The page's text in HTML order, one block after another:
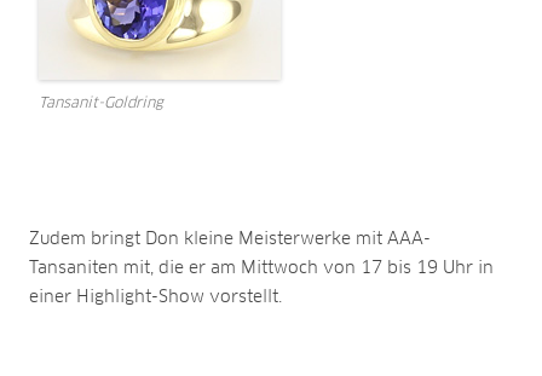
Tansanit-Goldring
Zudem bringt Don kleine Meisterwerke mit AAA-
Tansaniten mit, die er am Mittwoch von 17 bis 19 Uhr in
einer Highlight-Show vorstellt.